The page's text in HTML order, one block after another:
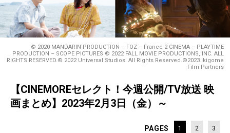
© 2020 MANDARIN PRODUCTION – FOZ – France 2 CINEMA – PLAYTIME
PRODUCTION – SCOPE PICTURES © 2022 FALL MOVIE PRODUCTIONS, INC. ALL
RIGHTS RESERVED.© 2022 Universal Studios. All Rights Reserved.©2023 ikigome
Film Partners
【CINEMOREセレクト！今週公開/TV放送 映
画まとめ】2023年2月3日（金）～
PAGES 1 2 3